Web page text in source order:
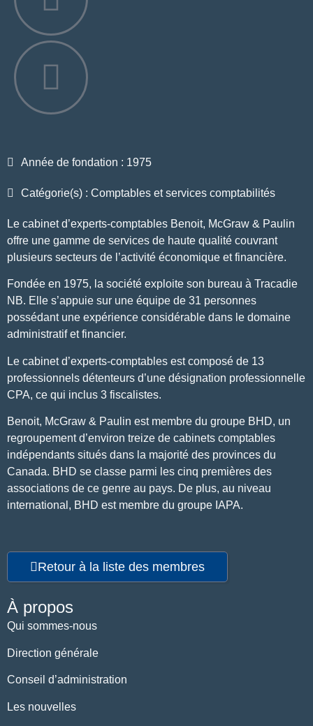
Année de fondation : 1975
Catégorie(s) : Comptables et services comptabilités
Le cabinet d’experts-comptables Benoit, McGraw & Paulin
offre une gamme de services de haute qualité couvrant
plusieurs secteurs de l’activité économique et financière.
Fondée en 1975, la société exploite son bureau à Tracadie
NB. Elle s’appuie sur une équipe de 31 personnes
possédant une expérience considérable dans le domaine
administratif et financier.
Le cabinet d’experts-comptables est composé de 13
professionnels détenteurs d’une désignation professionnelle
CPA, ce qui inclus 3 fiscalistes.
Benoit, McGraw & Paulin est membre du groupe BHD, un
regroupement d’environ treize de cabinets comptables
indépendants situés dans la majorité des provinces du
Canada. BHD se classe parmi les cinq premières des
associations de ce genre au pays. De plus, au niveau
international, BHD est membre du groupe IAPA.
Retour à la liste des membres
À propos
Qui sommes-nous
Direction générale
Conseil d’administration
Les nouvelles